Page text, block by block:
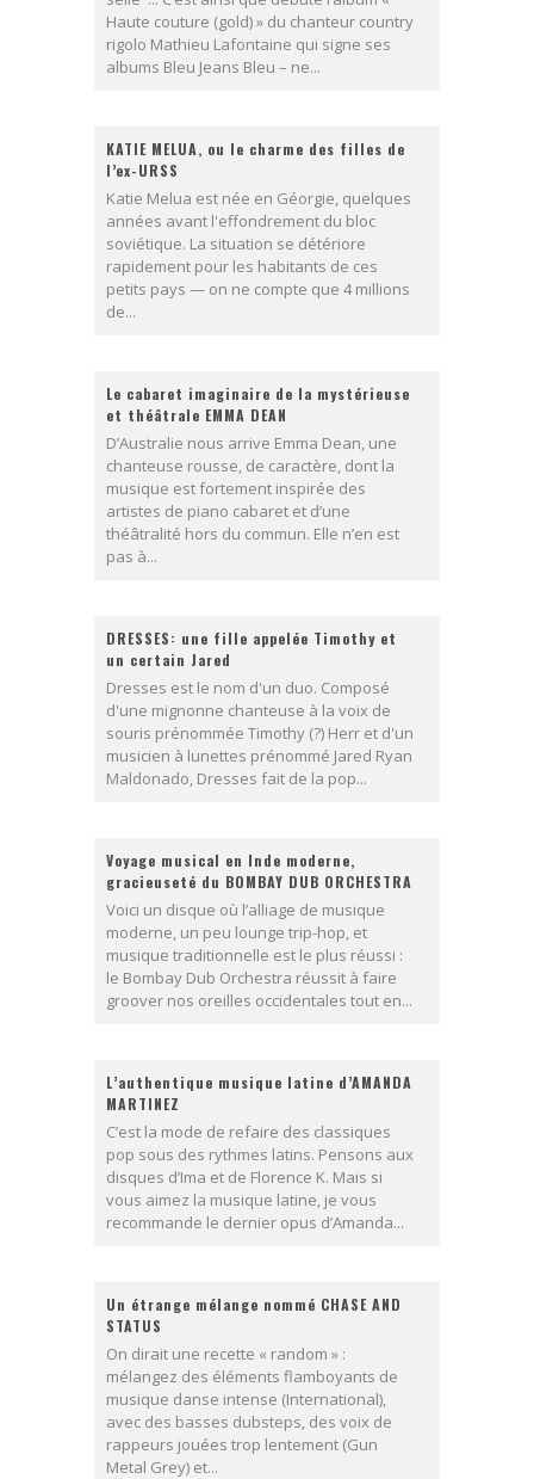
Haute couture (gold) » du chanteur country
rigolo Mathieu Lafontaine qui signe ses
albums Bleu Jeans Bleu – ne...
KATIE MELUA, ou le charme des filles de
l’ex-URSS
Katie Melua est née en Géorgie, quelques
années avant l'effondrement du bloc
soviétique. La situation se détériore
rapidement pour les habitants de ces
petits pays — on ne compte que 4 millions
de...
Le cabaret imaginaire de la mystérieuse
et théâtrale EMMA DEAN
D’Australie nous arrive Emma Dean, une
chanteuse rousse, de caractère, dont la
musique est fortement inspirée des
artistes de piano cabaret et d’une
théâtralité hors du commun. Elle n’en est
pas à...
DRESSES: une fille appelée Timothy et
un certain Jared
Dresses est le nom d'un duo. Composé
d'une mignonne chanteuse à la voix de
souris prénommée Timothy (?) Herr et d'un
musicien à lunettes prénommé Jared Ryan
Maldonado, Dresses fait de la pop...
Voyage musical en Inde moderne,
gracieuseté du BOMBAY DUB ORCHESTRA
Voici un disque où l’alliage de musique
moderne, un peu lounge trip-hop, et
musique traditionnelle est le plus réussi :
le Bombay Dub Orchestra réussit à faire
groover nos oreilles occidentales tout en...
L’authentique musique latine d’AMANDA
MARTINEZ
C’est la mode de refaire des classiques
pop sous des rythmes latins. Pensons aux
disques d’Ima et de Florence K. Mais si
vous aimez la musique latine, je vous
recommande le dernier opus d’Amanda...
Un étrange mélange nommé CHASE AND
STATUS
On dirait une recette « random » :
mélangez des éléments flamboyants de
musique danse intense (International),
avec des basses dubsteps, des voix de
rappeurs jouées trop lentement (Gun
Metal Grey) et...